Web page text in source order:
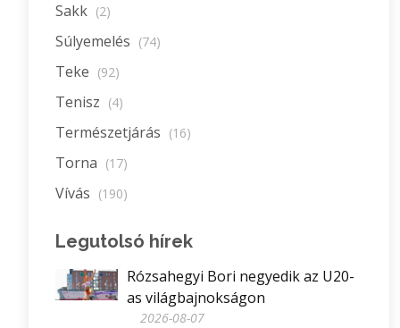
Sakk (2)
Súlyemelés (74)
Teke (92)
Tenisz (4)
Természetjárás (16)
Torna (17)
Vívás (190)
Legutolsó hírek
Rózsahegyi Bori negyedik az U20-
as világbajnokságon
2026-08-07